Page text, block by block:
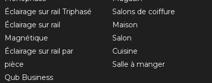
Éclairage sur rail Triphasé
Éclairage sur rail
Magnétique
Éclairage sur rail par
pièce
Qub Business
Salons de coiffure
Maison
Salon
Cuisine
Salle à manger